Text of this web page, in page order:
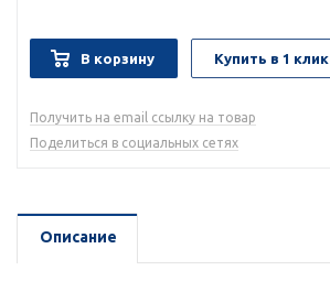
В корзину Купить в 1 клик
Получить на email ссылку на товар
Поделиться в социальных сетях
Описание